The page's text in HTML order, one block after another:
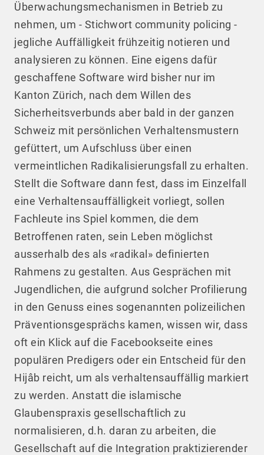
Überwachungsmechanismen in Betrieb zu
nehmen, um - Stichwort community policing -
jegliche Auffälligkeit frühzeitig notieren und
analysieren zu können. Eine eigens dafür
geschaffene Software wird bisher nur im
Kanton Zürich, nach dem Willen des
Sicherheitsverbunds aber bald in der ganzen
Schweiz mit persönlichen Verhaltensmustern
gefüttert, um Aufschluss über einen
vermeintlichen Radikalisierungsfall zu erhalten.
Stellt die Software dann fest, dass im Einzelfall
eine Verhaltensauffälligkeit vorliegt, sollen
Fachleute ins Spiel kommen, die dem
Betroffenen raten, sein Leben möglichst
ausserhalb des als «radikal» definierten
Rahmens zu gestalten. Aus Gesprächen mit
Jugendlichen, die aufgrund solcher Profilierung
in den Genuss eines sogenannten polizeilichen
Präventionsgesprächs kamen, wissen wir, dass
oft ein Klick auf die Facebookseite eines
populären Predigers oder ein Entscheid für den
Hijâb reicht, um als verhaltensauffällig markiert
zu werden. Anstatt die islamische
Glaubenspraxis gesellschaftlich zu
normalisieren, d.h. daran zu arbeiten, die
Gesellschaft auf die Integration praktizierender